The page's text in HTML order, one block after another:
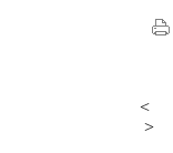
<
>